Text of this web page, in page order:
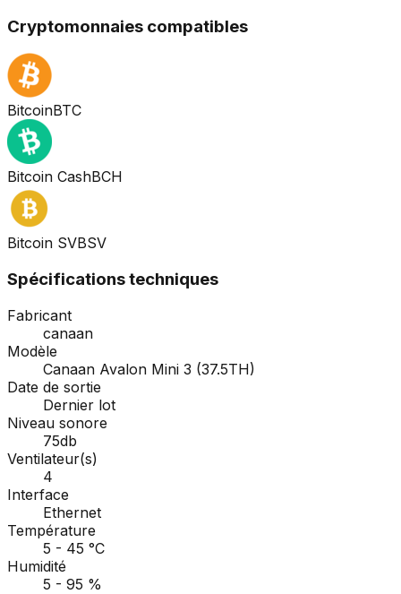
Cryptomonnaies compatibles
BitcoinBTC
Bitcoin CashBCH
Bitcoin SVBSV
Spécifications techniques
Fabricant
canaan
Modèle
Canaan Avalon Mini 3 (37.5TH)
Date de sortie
Dernier lot
Niveau sonore
75db
Ventilateur(s)
4
Interface
Ethernet
Température
5 - 45 °C
Humidité
5 - 95 %